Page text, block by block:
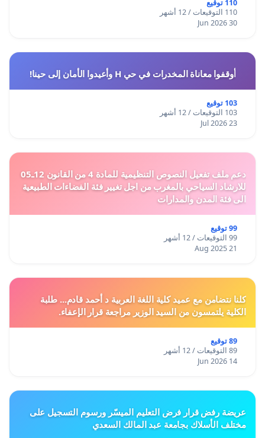
110 توقيع
110 التوقيعات / 12 أشهر
30 Jun 2026
أوقفوا معاناة المخدرات في حي H وأعيدوا الأمان إلى حينا!
103 توقيع
103 التوقيعات / 12 أشهر
23 Jul 2026
دعم ملف تفعيل النصوص التنظيمية للمادة 4 من القانون 12ـ05
للارشاد السياحي بالمغرب من اجل تغيير فئة الفضاءات الطبيعية
الى فئة المدن والمدارات
99 توقيع
99 التوقيعات / 12 أشهر
21 Aug 2025
كلنا نتضامن مع عميد كلية اللغة العربية د أحمد قادم... طلبة
الكلية يلتمسون من السيد الوزير مراجعة قرار الإعفاء.
89 توقيع
89 التوقيعات / 12 أشهر
14 Jun 2026
عريضة رفض قرار فرض التعليم الميسّر ورسوم التسجيل على
مختلف الأسلاك بجامعة عبد المالك السعدي